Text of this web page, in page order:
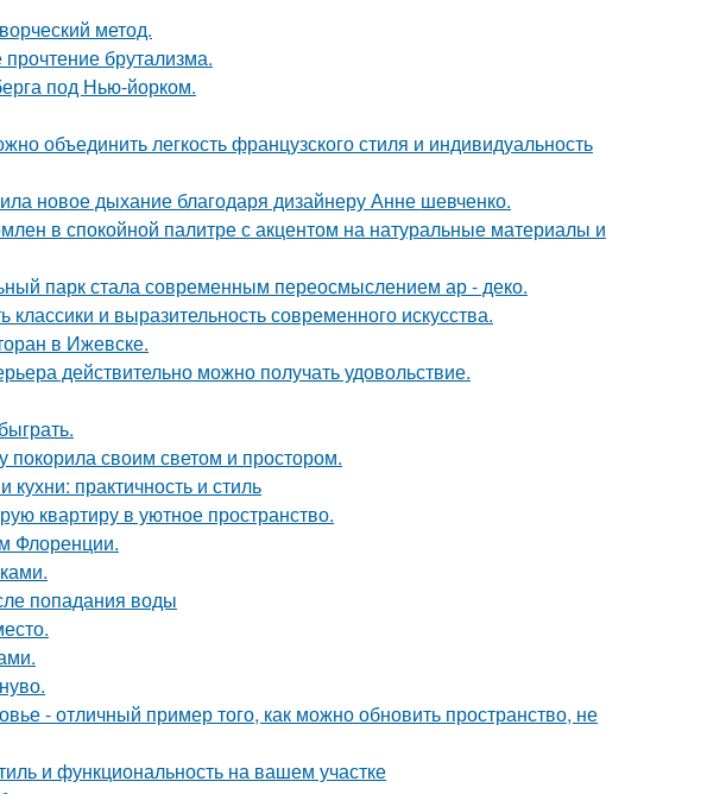
метод.
брутализма.
под Нью-йорком.
объединить легкость французского стиля и индивидуальность
новое дыхание благодаря дизайнеру Анне шевченко.
в спокойной палитре с акцентом на натуральные материалы и
парк стала современным переосмыслением ар - деко.
классики и выразительность современного искусства.
в Ижевске.
действительно можно получать удовольствие.
покорила своим светом и простором.
практичность и стиль
квартиру в уютное пространство.
Флоренции.
попадания воды
- отличный пример того, как можно обновить пространство, не
и функциональность на вашем участке